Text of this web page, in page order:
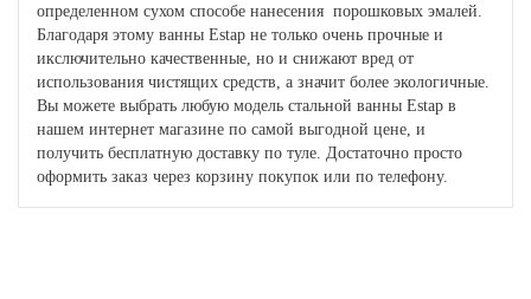
определенном сухом способе нанесения порошковых эмалей.
Благодаря этому ванны Estap не только очень прочные и
икслючительно качественные, но и снижают вред от
использования чистящих средств, а значит более экологичные.
Вы можете выбрать любую модель стальной ванны Estap в
нашем интернет магазине по самой выгодной цене, и
получить бесплатную доставку по туле. Достаточно просто
оформить заказ через корзину покупок или по телефону.